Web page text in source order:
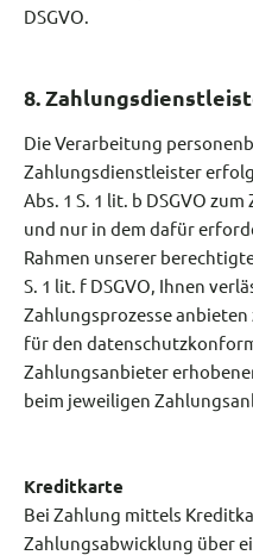
DSGVO.
8.
Die Verarbeitung
Zahlungsdienstleister
Abs. 1 S. 1 lit. b DSGVO
und nur in dem dafür
Rahmen unserer
S. 1 lit. f DSGVO, Ihnen
Zahlungsprozesse
für den
Zahlungsanbieter
beim jeweiligen
Kreditkarte
Bei Zahlung mittels
Zahlungsabwicklung über